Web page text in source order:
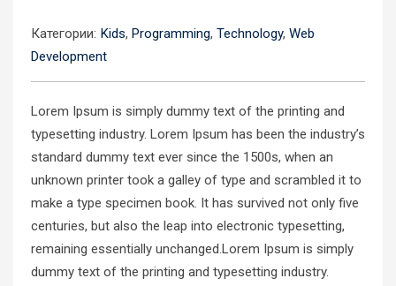
Категории: Kids, Programming, Technology, Web
Development
Lorem Ipsum is simply dummy text of the printing and
typesetting industry. Lorem Ipsum has been the industry’s
standard dummy text ever since the 1500s, when an
unknown printer took a galley of type and scrambled it to
make a type specimen book. It has survived not only five
centuries, but also the leap into electronic typesetting,
remaining essentially unchanged.Lorem Ipsum is simply
dummy text of the printing and typesetting industry.